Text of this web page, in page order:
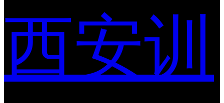
西安训